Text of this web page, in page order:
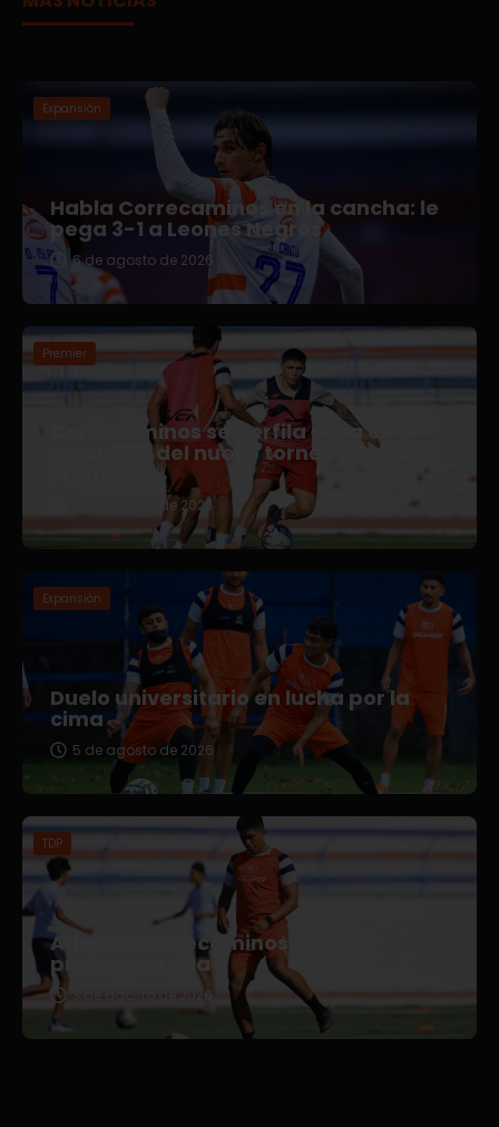
Expansión
Habla Correcaminos en la cancha: le
pega 3-1 a Leones Negros
6 de agosto de 2026
Premier
Correcaminos se perfila para el
arranque del nuevo torneo en Liga
5 de agosto de 2026
Expansión
Duelo universitario en lucha por la
cima
5 de agosto de 2026
TDP
Afianza Correcaminos TDP su
pretemporada
3 de agosto de 2026